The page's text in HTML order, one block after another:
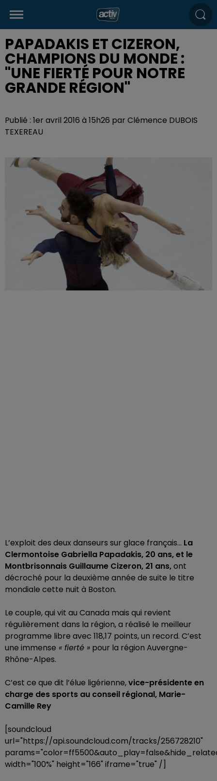
PAPADAKIS ET CIZERON,
CHAMPIONS DU MONDE :
"UNE FIERTÉ POUR NOTRE
GRANDE RÉGION"
Publié : 1er avril 2016 à 15h26 par Clémence DUBOIS
TEXEREAU
L’exploit des deux danseurs sur glace français... La
Clermontoise Gabriella Papadakis, 20 ans, et le
Montbrisonnais Guillaume Cizeron, 21 ans,ont
décroché pour la deuxième année de suite le titre
mondiale cette nuit à Boston.
Le couple, qui vit au Canada mais qui revient
régulièrement dans la région, a réalisé le meilleur
programme libre avec 118,17 points, un record. C’est
une immense « fierté » pour la région Auvergne-
Rhône-Alpes.
C’est ce que dit l’élue ligérienne,vice-présidente en
charge des sports au conseil régional, Marie-
Camille Rey
[soundcloud
url="https://api.soundcloud.com/tracks/256728210"
width="100%" height="166" iframe="true" /]